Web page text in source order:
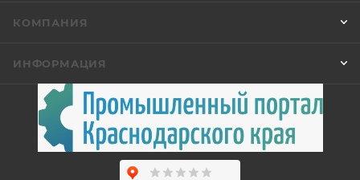
КОМПАНИЯ
ИНФОРМАЦИЯ